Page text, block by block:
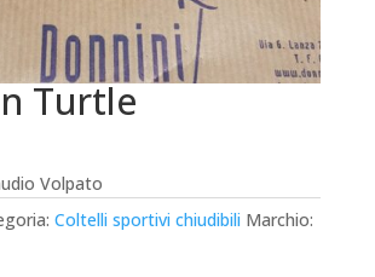
Turtle
Volpato
Coltelli sportivi chiudibili Marchio: